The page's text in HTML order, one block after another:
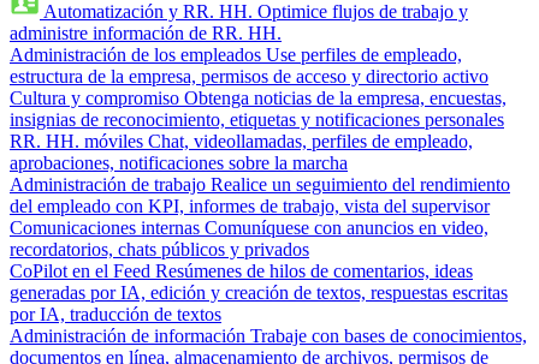
Automatización y RR. HH. Optimice flujos de trabajo y
administre información de RR. HH.
Administración de los empleados Use perfiles de empleado,
estructura de la empresa, permisos de acceso y directorio activo
Cultura y compromiso Obtenga noticias de la empresa, encuestas,
insignias de reconocimiento, etiquetas y notificaciones personales
RR. HH. móviles Chat, videollamadas, perfiles de empleado,
aprobaciones, notificaciones sobre la marcha
Administración de trabajo Realice un seguimiento del rendimiento
del empleado con KPI, informes de trabajo, vista del supervisor
Comunicaciones internas Comuníquese con anuncios en video,
recordatorios, chats públicos y privados
CoPilot en el Feed Resúmenes de hilos de comentarios, ideas
generadas por IA, edición y creación de textos, respuestas escritas
por IA, traducción de textos
Administración de información Trabaje con bases de conocimientos,
documentos en línea, almacenamiento de archivos, permisos de